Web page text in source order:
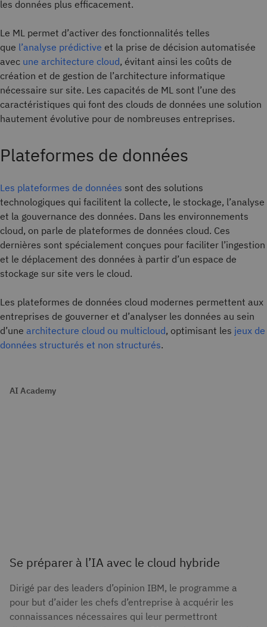
les données plus efficacement.
Le ML permet d’activer des fonctionnalités telles
que l’analyse prédictive et la prise de décision automatisée
avec une architecture cloud, évitant ainsi les coûts de
création et de gestion de l’architecture informatique
nécessaire sur site. Les capacités de ML sont l’une des
caractéristiques qui font des clouds de données une solution
hautement évolutive pour de nombreuses entreprises.
Plateformes de données
Les plateformes de données sont des solutions
technologiques qui facilitent la collecte, le stockage, l’analyse
et la gouvernance des données. Dans les environnements
cloud, on parle de plateformes de données cloud. Ces
dernières sont spécialement conçues pour faciliter l’ingestion
et le déplacement des données à partir d’un espace de
stockage sur site vers le cloud.
Les plateformes de données cloud modernes permettent aux
entreprises de gouverner et d’analyser les données au sein
d’une architecture cloud ou multicloud, optimisant les jeux de
données structurés et non structurés.
AI Academy
Se préparer à l’IA avec le cloud hybride
Dirigé par des leaders d’opinion IBM, le programme a
pour but d’aider les chefs d’entreprise à acquérir les
connaissances nécessaires qui leur permettront